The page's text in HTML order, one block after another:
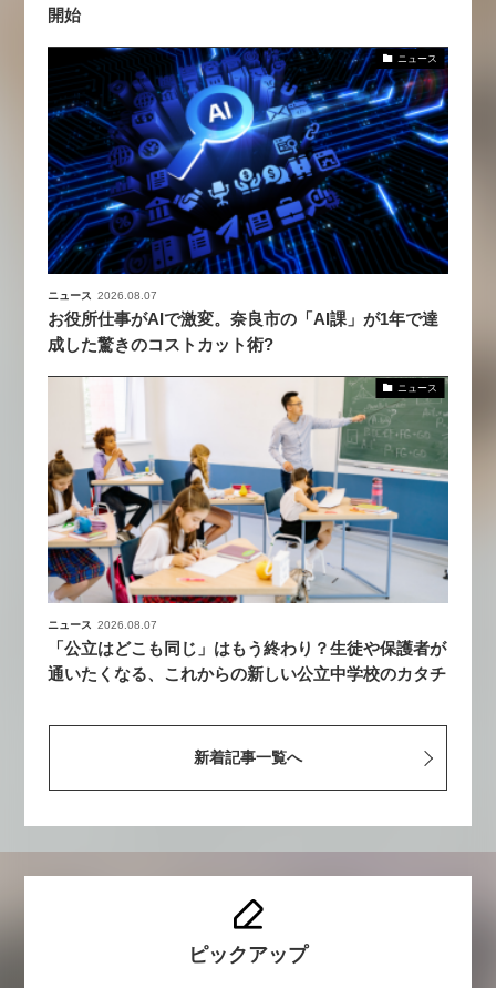
開始
ニュース
ニュース 2026.08.07
お役所仕事がAIで激変。奈良市の「AI課」が1年で達
成した驚きのコストカット術?
ニュース
ニュース 2026.08.07
「公立はどこも同じ」はもう終わり？生徒や保護者が
通いたくなる、これからの新しい公立中学校のカタチ
新着記事一覧へ
ピックアップ